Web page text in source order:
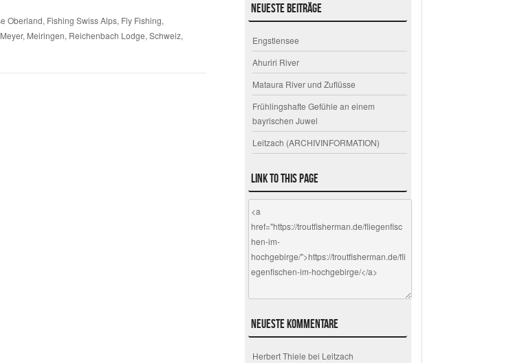
Oberland, Fishing Swiss Alps, Fly Fishing,
, Meiringen, Reichenbach Lodge, Schweiz,
Neueste Beiträge
Engstlensee
Ahuriri River
Mataura River und Zuflüsse
Frühlingshafte Gefühle an einem
bayrischen Juwel
Leitzach (ARCHIVINFORMATION)
Link to this page
Neueste Kommentare
Herbert Thiele bei Leitzach